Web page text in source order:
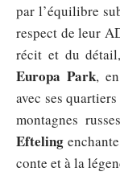
par l’équilibre
respect de leur
récit et du
Europa Park,
avec ses
montagnes
Efteling
conte et à la